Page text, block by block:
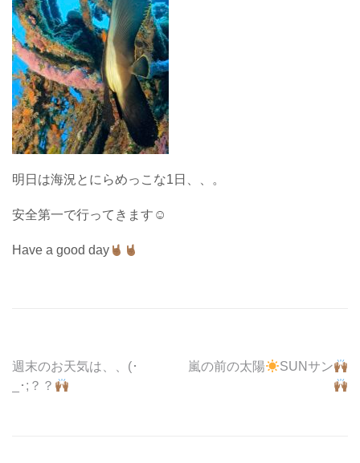
明日は海況とにらめっこな1日、、。
安全第一で行ってきます☺︎
Have a good day
投
稿
週末のお天気は、、(･
_･;？？
嵐の前の太陽 SUNサン